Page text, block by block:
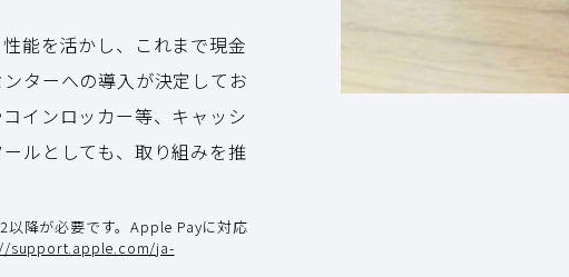
能を活かし、これまで現金
ターへの導入が決定してお
インロッカー等、キャッシ
ルとしても、取り組みを推
降が必要です。Apple Payに対応
support.apple.com/ja-